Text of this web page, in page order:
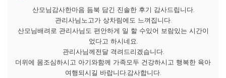
산모님감사한마음 듬북 담긴 진솔한 후기 감사드립니다.
관리사님노고가 상차림에도 느껴집니다.
산모님배려로 관리사님도 편안하게 일 할 수있어 보람있는 시간이
었다고 하시네요.
관리사님께전달 격려드리겠습니다.
더위에 몸조심하시고 아기와함께 가족모두 건강하시고 행복한 육아
여행되시길 바랍니다.감사합니다.